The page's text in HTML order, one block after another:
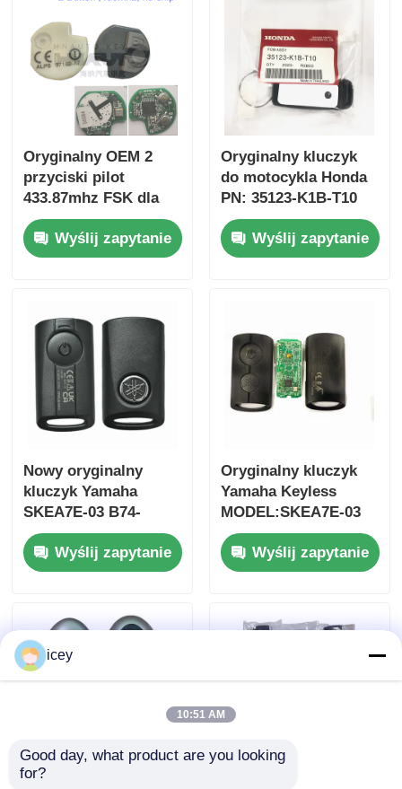
Oryginalny OEM 2
przyciski pilot
433.87mhz FSK dla
Su-zuki Jim-ny 2005-
2017 Bez chipa 37182-
A7 Tylko sterowanie
Wyślij zapytanie
Oryginalny kluczyk
do motocykla Honda
PN: 35123-K1B-T10
trójprzyciskowy
FSK433.92MHz
ID47chip pilot do
Wyślij zapytanie
Nowy oryginalny
kluczyk Yamaha
SKEA7E-03 B74-
H6261-02 662F-
SKEA7D03
Wyślij zapytanie
Oryginalny kluczyk
Yamaha Keyless
MODEL:SKEA7E-03
Do Yamaha Smart
Remote Key B74-
H6261-02/662F-
Wyślij zapytanie
icey
10:51 AM
Good day, what product are you looking
for?